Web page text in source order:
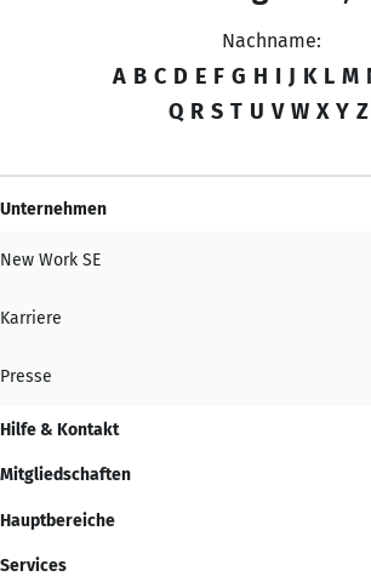
Nachname:
A B C D E F G H I J K L M
Q R S T U V W X Y Z
Unternehmen
New Work SE
Karriere
Presse
Hilfe & Kontakt
Mitgliedschaften
Hauptbereiche
Services